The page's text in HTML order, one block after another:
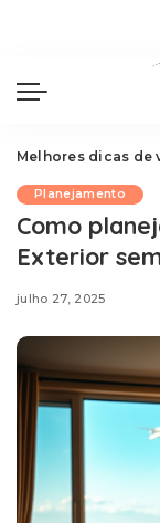
Melhores dicas de
Planejamento
Como
Exterior
julho 27, 2025